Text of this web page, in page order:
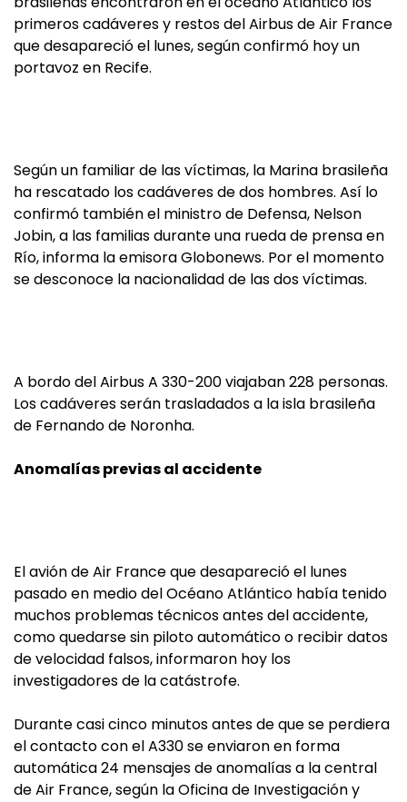
primeros cadáveres y restos del Airbus de Air France
que desapareció el lunes, según confirmó hoy un
portavoz en Recife.
Según un familiar de las víctimas, la Marina brasileña
ha rescatado los cadáveres de dos hombres. Así lo
confirmó también el ministro de Defensa, Nelson
Jobin, a las familias durante una rueda de prensa en
Río, informa la emisora Globonews. Por el momento
se desconoce la nacionalidad de las dos víctimas.
A bordo del Airbus A 330-200 viajaban 228 personas.
Los cadáveres serán trasladados a la isla brasileña
de Fernando de Noronha.
Anomalías previas al accidente
El avión de Air France que desapareció el lunes
pasado en medio del Océano Atlántico había tenido
muchos problemas técnicos antes del accidente,
como quedarse sin piloto automático o recibir datos
de velocidad falsos, informaron hoy los
investigadores de la catástrofe.
Durante casi cinco minutos antes de que se perdiera
el contacto con el A330 se enviaron en forma
automática 24 mensajes de anomalías a la central
de Air France, según la Oficina de Investigación y